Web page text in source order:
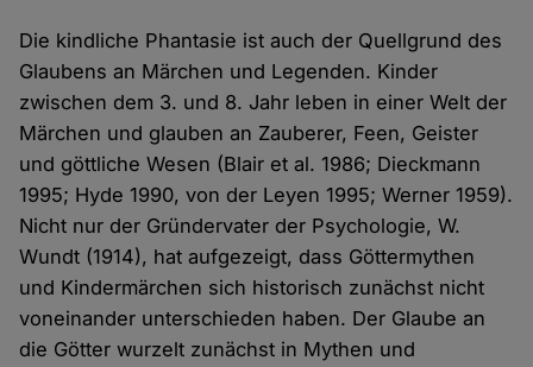
Die kindliche Phantasie ist auch der Quellgrund des
Glaubens an Märchen und Legenden. Kinder
zwischen dem 3. und 8. Jahr leben in einer Welt der
Märchen und glauben an Zauberer, Feen, Geister
und göttliche Wesen (Blair et al. 1986; Dieckmann
1995; Hyde 1990, von der Leyen 1995; Werner 1959).
Nicht nur der Gründervater der Psychologie, W.
Wundt (1914), hat aufgezeigt, dass Göttermythen
und Kindermärchen sich historisch zunächst nicht
voneinander unterschieden haben. Der Glaube an
die Götter wurzelt zunächst in Mythen und